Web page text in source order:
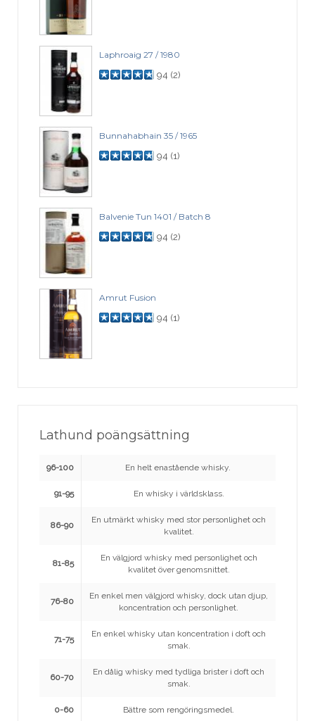
Laphroaig 27 / 1980
94 (2)
Bunnahabhain 35 / 1965
94 (1)
Balvenie Tun 1401 / Batch 8
94 (2)
Amrut Fusion
94 (1)
Lathund poängsättning
96-100 En helt enastående whisky.
91-95 En whisky i världsklass.
86-90
En utmärkt whisky med stor personlighet och
kvalitet.
81-85
En välgjord whisky med personlighet och
kvalitet över genomsnittet.
76-80
En enkel men välgjord whisky, dock utan djup,
koncentration och personlighet.
71-75
En enkel whisky utan koncentration i doft och
smak.
60-70
En dålig whisky med tydliga brister i doft och
smak.
0-60 Bättre som rengöringsmedel.